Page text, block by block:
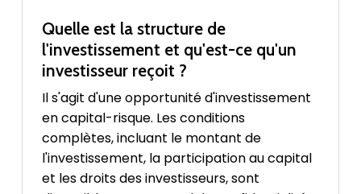
Quelle est la structure de
l'investissement et qu'est-ce qu'un
investisseur reçoit ?
Il s'agit d'une opportunité d'investissement
en capital-risque. Les conditions
complètes, incluant le montant de
l'investissement, la participation au capital
et les droits des investisseurs, sont